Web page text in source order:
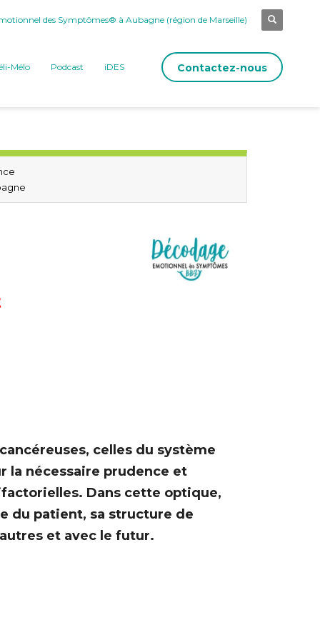
des Symptômes® à Aubagne (région de Marseille)
Mélo Podcast iDES Contactez-nous
celles du système
la nécessaire prudence et
Dans cette optique,
du patient, sa structure de
et avec le futur.